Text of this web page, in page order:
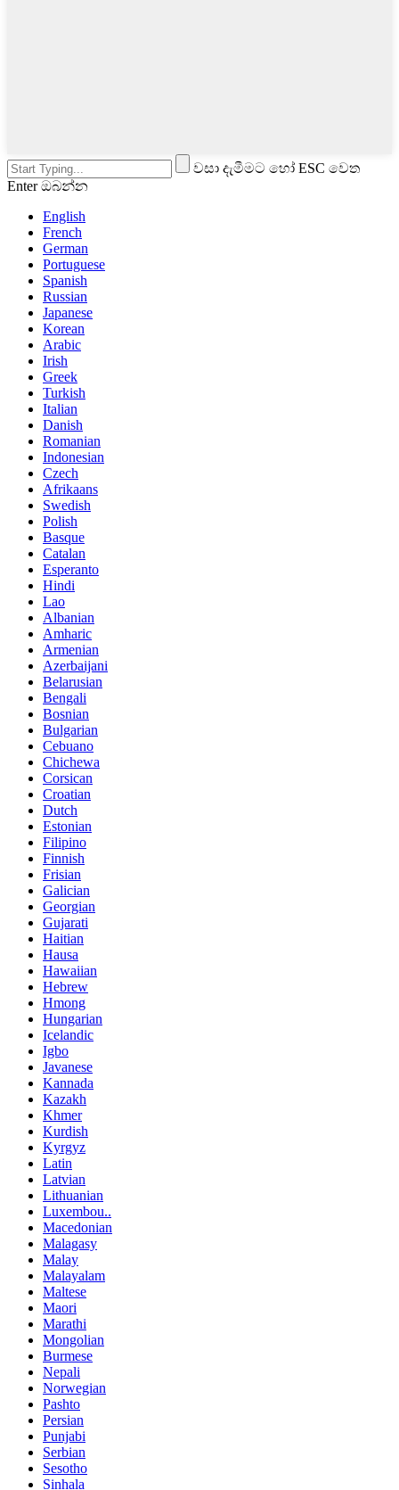
වසා දැමීමට හෝ ESC වෙත
Enter ඔබන්න
English
French
German
Portuguese
Spanish
Russian
Japanese
Korean
Arabic
Irish
Greek
Turkish
Italian
Danish
Romanian
Indonesian
Czech
Afrikaans
Swedish
Polish
Basque
Catalan
Esperanto
Hindi
Lao
Albanian
Amharic
Armenian
Azerbaijani
Belarusian
Bengali
Bosnian
Bulgarian
Cebuano
Chichewa
Corsican
Croatian
Dutch
Estonian
Filipino
Finnish
Frisian
Galician
Georgian
Gujarati
Haitian
Hausa
Hawaiian
Hebrew
Hmong
Hungarian
Icelandic
Igbo
Javanese
Kannada
Kazakh
Khmer
Kurdish
Kyrgyz
Latin
Latvian
Lithuanian
Luxembou..
Macedonian
Malagasy
Malay
Malayalam
Maltese
Maori
Marathi
Mongolian
Burmese
Nepali
Norwegian
Pashto
Persian
Punjabi
Serbian
Sesotho
Sinhala